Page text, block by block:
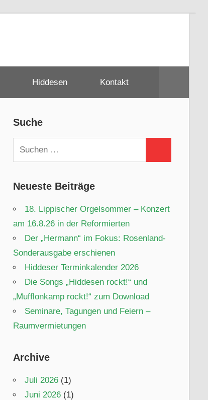
Hiddesen Kontakt
Suche
Suchen
nach:
Neueste Beiträge
18. Lippischer Orgelsommer – Konzert
am 16.8.26 in der Reformierten
Der „Hermann“ im Fokus: Rosenland-
Sonderausgabe erschienen
Hiddeser Terminkalender 2026
Die Songs „Hiddesen rockt!“ und
„Mufflonkamp rockt!“ zum Download
Seminare, Tagungen und Feiern –
Raumvermietungen
Archive
Juli 2026(1)
Juni 2026(1)